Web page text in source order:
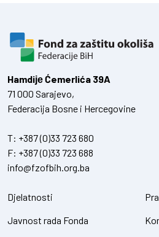
Hamdiје Ćemerlića 39A
71 000 Sarajevo,
Federacija Bosne i Hercegovine
T: +387 (0)33 723 680
F: +387 (0)33 723 688
info@fzofbih.org.ba
Djelatnosti
Javnost rada Fonda